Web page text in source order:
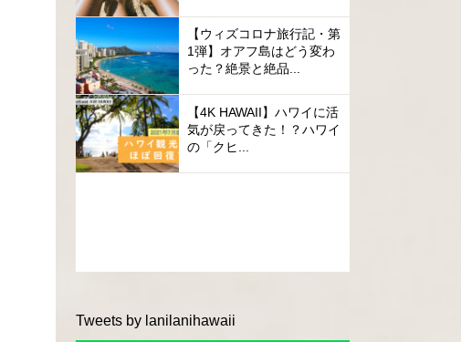
【ウィズコロナ旅行記・第
1弾】オアフ島はどう変わ
った？絶景と絶品...
【4K HAWAII】ハワイに活
気が戻ってきた！？ハワイ
の「クヒ...
Tweets by lanilanihawaii